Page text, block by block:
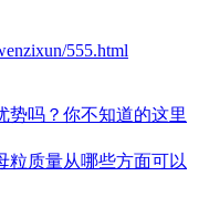
555.html
势吗？你不知道的这里
粒质量从哪些方面可以